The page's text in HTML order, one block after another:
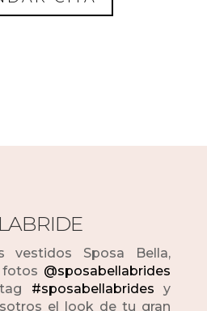
vestidos Sposa Bella,
@sposabellabrides
#sposabellabrides y
el look de tu gran